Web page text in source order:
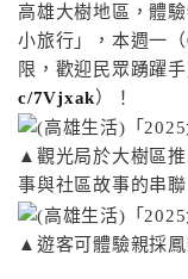
高雄大樹地區，體
小旅行」，本週一
限，歡迎民眾踴躍
c/7Vjxak）！
▲觀光局於大樹區
事與社區故事的串
▲遊客可體驗親採鳳